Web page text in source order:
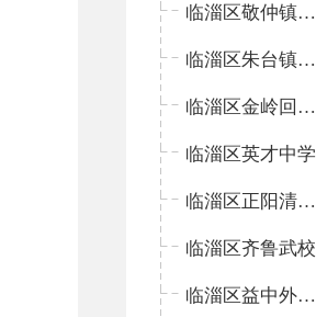
临淄区敬仲镇中心学校
临淄区朱台镇中心学校
临淄区金岭回族镇中心学校
临淄区英才中学
临淄区正阳清北实验学校
临淄区齐鲁武校
临淄区益中外语学校